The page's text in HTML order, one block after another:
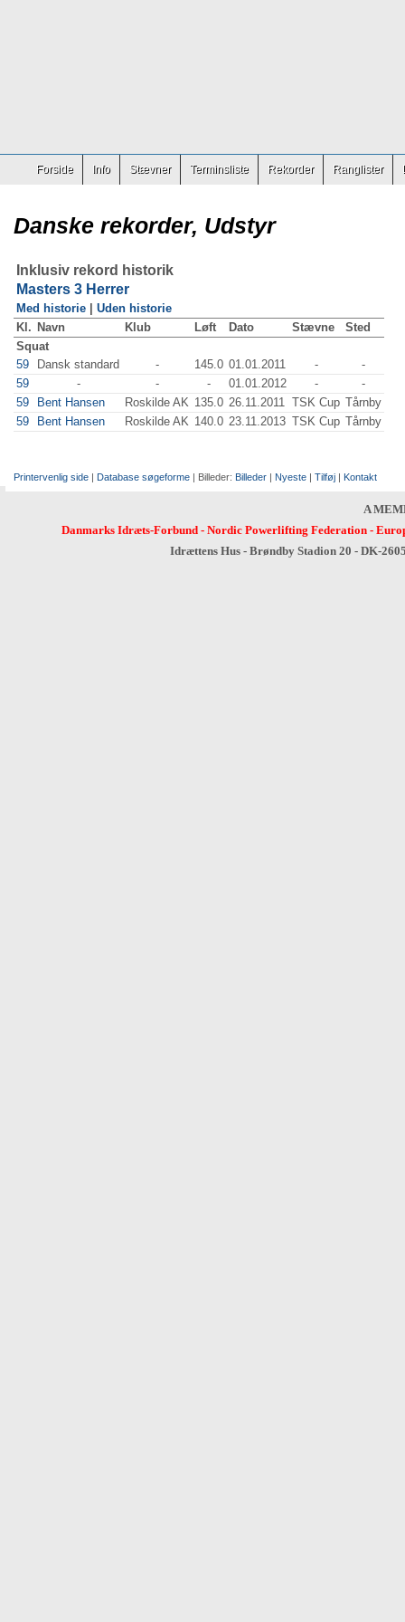
Forside Info Stævner Terminsliste Rekorder Ranglister
Danske rekorder, Udstyr
Inklusiv rekord historik
Masters 3 Herrer
Med historie
Uden historie
Kl. Navn Klub Løft Dato Stævne
Sted
Squat
59
Dansk standard - 145.0 01.01.2011 -
-
59
- - - 01.01.2012 -
-
59
Bent Hansen Roskilde AK 135.0 26.11.2011 TSK Cup Tårnby
59
Bent Hansen Roskilde AK 140.0 23.11.2013 TSK Cup Tårnby
Printervenlig side | Database søgeforme | Billeder: Billeder | Nyeste | Tilføj | Kontakt
A
Danmarks Idræts-Forbund- Nordic Powerlifting Federation-
Idrættens Hus - Brøndby Stadion 20 - DK-